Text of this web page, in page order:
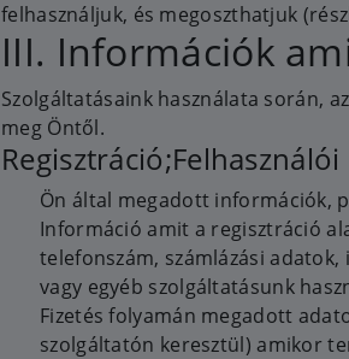
felhasználjuk, és megoszthatjuk
III. Információk
Szolgáltatásaink használata során,
meg Öntől.
Regisztráció;Felhasználói
Ön által megadott információk,
Információ amit a regisztráció
telefonszám, számlázási
vagy egyéb szolgáltatásunk
Fizetés folyamán megadott
szolgáltatón keresztül) amikor